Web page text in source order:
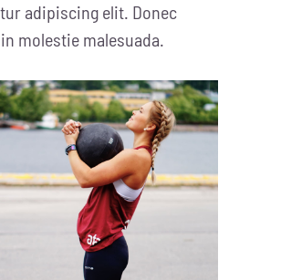
adipiscing elit. Donec
molestie malesuada.